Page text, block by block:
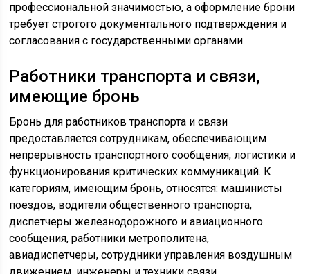
профессиональной значимостью, а оформление брони
требует строгого документального подтверждения и
согласования с государственными органами.
Работники транспорта и связи,
имеющие бронь
Бронь для работников транспорта и связи
предоставляется сотрудникам, обеспечивающим
непрерывность транспортного сообщения, логистики и
функционирования критических коммуникаций. К
категориям, имеющим бронь, относятся: машинисты
поездов, водители общественного транспорта,
диспетчеры железнодорожного и авиационного
сообщения, работники метрополитена,
авиадиспетчеры, сотрудники управления воздушным